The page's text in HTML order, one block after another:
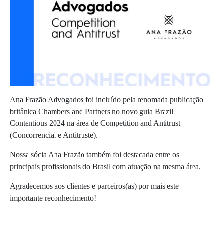
Ana Frazão Advogados foi incluído pela renomada publicação
britânica Chambers and Partners no novo guia Brazil
Contentious 2024 na área de Competition and Antitrust
(Concorrencial e Antitruste).
Nossa sócia Ana Frazão também foi destacada entre os
principais profissionais do Brasil com atuação na mesma área.
Agradecemos aos clientes e parceiros(as) por mais este
importante reconhecimento!